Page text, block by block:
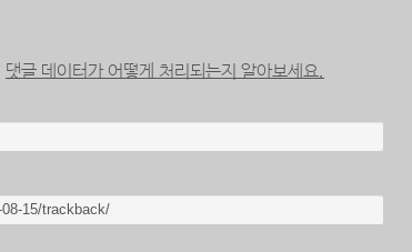
댓글 데이터가 어떻게 처리되는지 알아보세요.